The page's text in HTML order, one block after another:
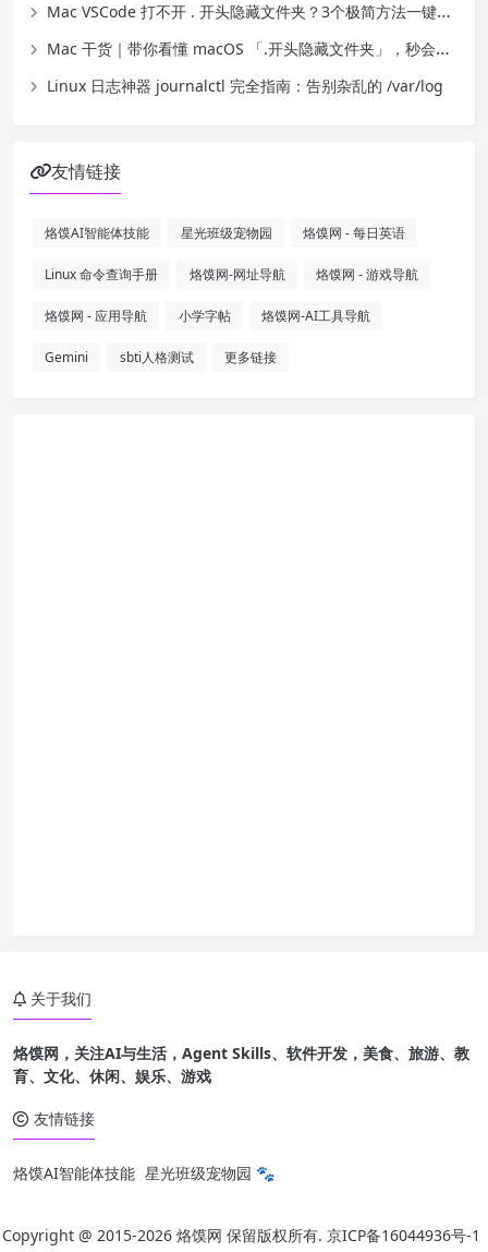
Mac VSCode 打不开 . 开头隐藏文件夹？3个极简方法一键搞定
Mac 干货｜带你看懂 macOS 「.开头隐藏文件夹」，秒会显示/隐藏技巧
Linux 日志神器 journalctl 完全指南：告别杂乱的 /var/log
友情链接
烙馍AI智能体技能 星光班级宠物园 烙馍网 - 每日英语
Linux 命令查询手册 烙馍网-网址导航 烙馍网 - 游戏导航
烙馍网 - 应用导航 小学字帖 烙馍网-AI工具导航
Gemini sbti人格测试 更多链接
关于我们
烙馍网，关注AI与生活，Agent Skills、软件开发，美食、旅游、教
育、文化、休闲、娱乐、游戏
友情链接
烙馍AI智能体技能 星光班级宠物园 🐾
Copyright @ 2015-2026 烙馍网 保留版权所有. 京ICP备16044936号-1